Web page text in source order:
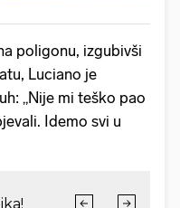
poligonu, izgubivši
Luciano je
„Nije mi teško pao
Idemo svi u